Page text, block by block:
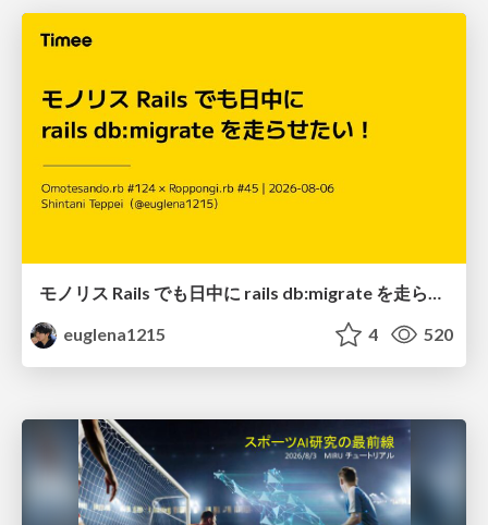
モノリス Rails でも日中に rails db:migrate を走らせたい！ / Daytime rails db:migrate on Monolithic Rails!
euglena1215
4 520